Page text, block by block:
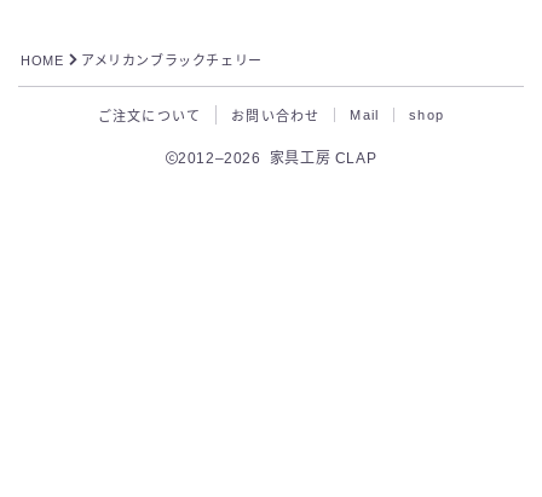
HOME アメリカンブラックチェリー
ご注文について お問い合わせ Mail shop
2012–2026 家具工房 CLAP